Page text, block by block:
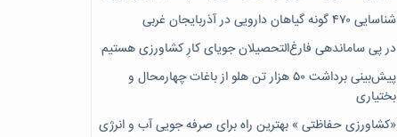
شناسایی ۴۷٠ گونه گیاهان دارویی در آذربایجان غربی
در پی ساماندهی فارغ‌التحصیلان جویای کارِ کشاورزی هستیم
پیش‎‌بینی برداشت ۵۰ هزار تن هلو از باغات چهارمحال و
بختیاری
«کشاورزی حفاظتی » بهترین راه برای صرفه جویی آب و انرژی